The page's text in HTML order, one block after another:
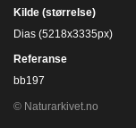
Kilde (størrelse)
Dias (5218x3335px)
Referanse
bb197
© Naturarkivet.no